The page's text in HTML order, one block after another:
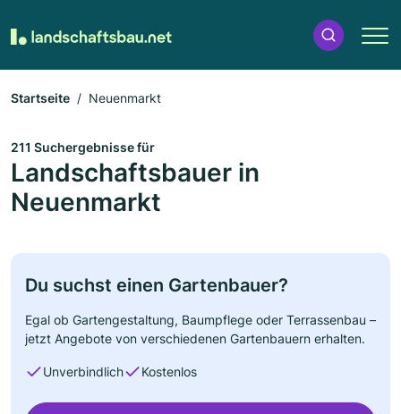
Startseite Neuenmarkt
211 Suchergebnisse für
Landschaftsbauer in
Neuenmarkt
Du suchst einen Gartenbauer?
Egal ob Gartengestaltung, Baumpflege oder Terrassenbau –
jetzt Angebote von verschiedenen Gartenbauern erhalten.
Unverbindlich Kostenlos